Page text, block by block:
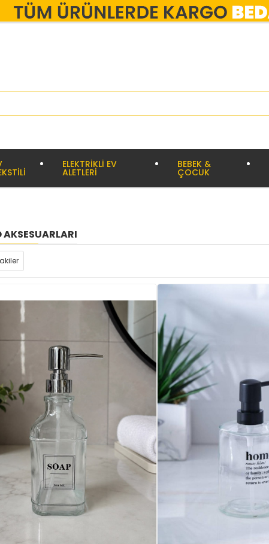
ELEKTRİKLİ EV
ALETLERİ
BEBEK &
ÇOCUK
AKSESUARLARI